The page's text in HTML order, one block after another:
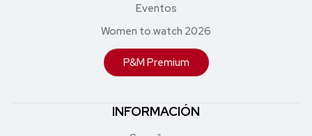
Eventos
Women to watch 2026
P&M Premium
INFORMACIÓN